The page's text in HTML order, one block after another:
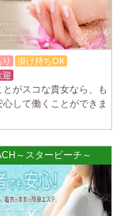
！」「もっと人気セ
ポートします…
す！ 今後も新規出店が
集します！ 女性…
給料をお支払いさせ
がけております…
掛け持ちOK
迎
とがスコな貴女なら、も
して働くことができま
～スタービーチ～